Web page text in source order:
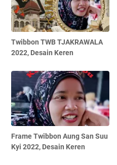
Twibbon TWB TJAKRAWALA
2022, Desain Keren
Frame Twibbon Aung San Suu
Kyi 2022, Desain Keren